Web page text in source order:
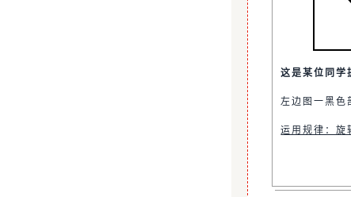
这是某位同学
左边图一黑色
运用规律：旋